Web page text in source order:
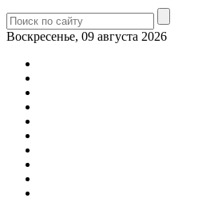
Воскресенье, 09 августа 2026